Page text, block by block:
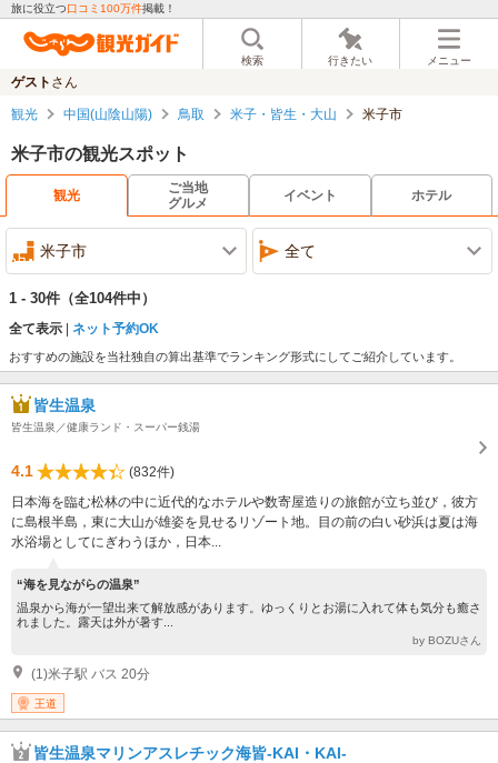
旅に役立つ口コミ100万件掲載！
検索 行きたい メニュー
ゲスト さん
観光 中国(山陰山陽) 鳥取 米子・皆生・大山 米子市
米子市の観光スポット
観光
ご当地
グルメ
イベント ホテル
米子市 全て
1 - 30件 （全104件中）
全て表示 ネット予約OK
おすすめの施設を当社独自の算出基準でランキング形式にしてご紹介しています。
皆生温泉
皆生温泉／健康ランド・スーパー銭湯
4.1
(832件)
日本海を臨む松林の中に近代的なホテルや数寄屋造りの旅館が立ち並び，彼方
に島根半島，東に大山が雄姿を見せるリゾート地。目の前の白い砂浜は夏は海
水浴場としてにぎわうほか，日本...
“海を見ながらの温泉”
温泉から海が一望出来て解放感があります。ゆっくりとお湯に入れて体も気分も癒さ
れました。露天は外が暑す...
by BOZUさん
(1)米子駅 バス 20分
王道
皆生温泉マリンアスレチック海皆-KAI・KAI-